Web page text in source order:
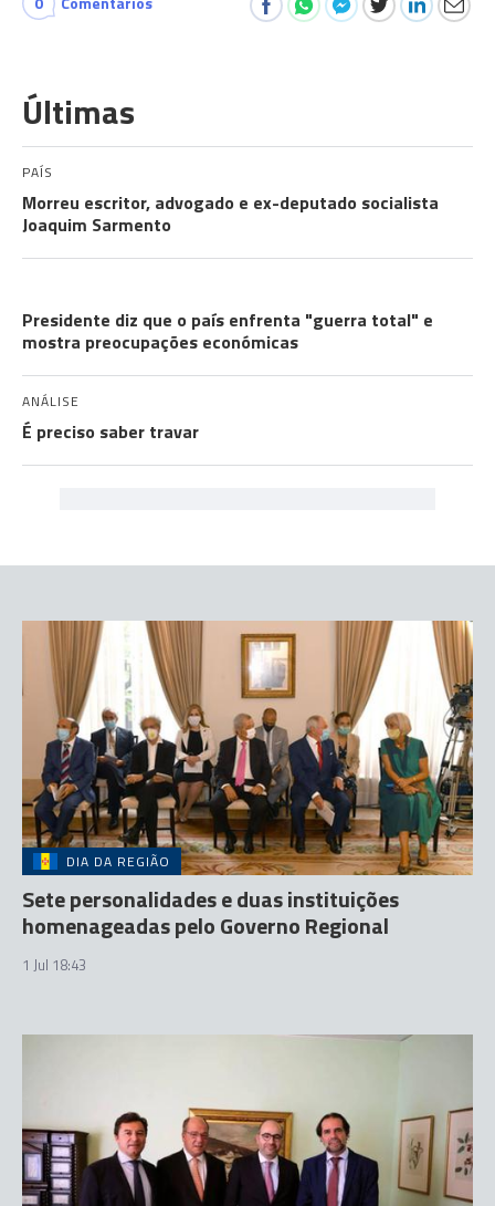
Últimas
PAÍS
Morreu escritor, advogado e ex-deputado socialista
Joaquim Sarmento
Presidente diz que o país enfrenta "guerra total" e
mostra preocupações económicas
ANÁLISE
É preciso saber travar
DIA DA REGIÃO
Sete personalidades e duas instituições
homenageadas pelo Governo Regional
1 Jul 18:43